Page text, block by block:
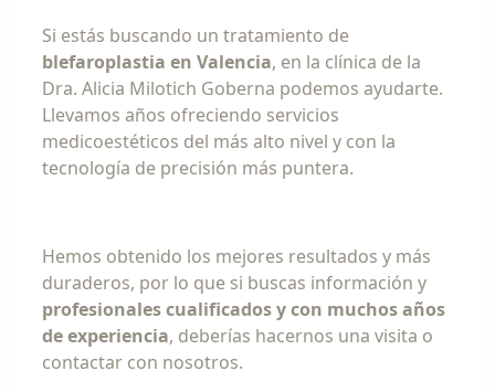
Si estás buscando un tratamiento de
blefaroplastia en Valencia, en la clínica de la
Dra. Alicia Milotich Goberna podemos ayudarte.
Llevamos años ofreciendo servicios
medicoestéticos del más alto nivel y con la
tecnología de precisión más puntera.
Hemos obtenido los mejores resultados y más
duraderos, por lo que si buscas información y
profesionales cualificados y con muchos años
de experiencia, deberías hacernos una visita o
contactar con nosotros.